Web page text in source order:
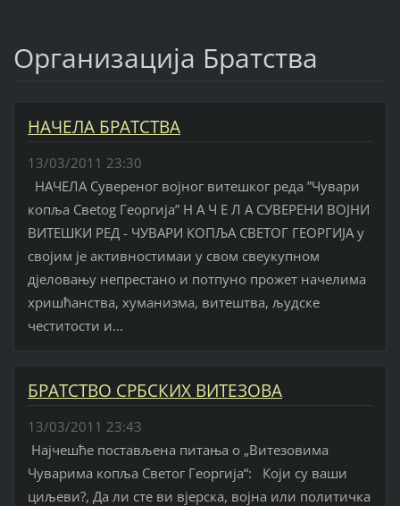
Организација Братства
НАЧЕЛА БРАТСТВА
13/03/2011 23:30
НАЧЕЛА Сувереног војног витешког реда ”Чувари
копља Свetog Георгија” Н А Ч Е Л А СУВЕРЕНИ ВОЈНИ
ВИТЕШКИ РЕД - ЧУВАРИ КОПЉА СВЕТОГ ГЕОРГИЈА у
својим је активностимаи у свом свеукупном
дјеловању непрестано и потпуно прожет начелима
хришћанства, хуманизма, витештва, људске
честитости и...
БРАТСТВО СРБСКИХ ВИТЕЗОВА
13/03/2011 23:43
Најчешће постављена питања о „Витезовима
Чуварима копља Светог Георгија“: Који су ваши
циљеви?, Да ли сте ви вјерска, војна или политичка